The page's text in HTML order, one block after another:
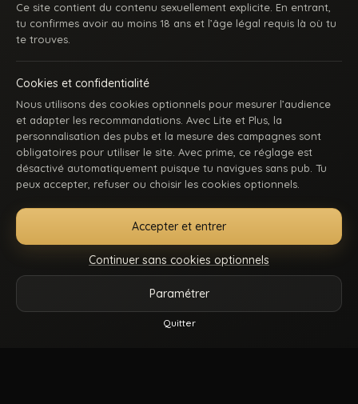
Ce site contient du contenu sexuellement explicite. En entrant,
tu confirmes avoir au moins 18 ans et l’âge légal requis là où tu
te trouves.
Cookies et confidentialité
Nous utilisons des cookies optionnels pour mesurer l’audience
et adapter les recommandations. Avec Lite et Plus, la
personnalisation des pubs et la mesure des campagnes sont
obligatoires pour utiliser le site. Avec prime, ce réglage est
désactivé automatiquement puisque tu navigues sans pub. Tu
peux accepter, refuser ou choisir les cookies optionnels.
Accepter et entrer
Continuer sans cookies optionnels
Paramétrer
Quitter
ACCUEIL INSCRIPTION SE CONNECTER SUPPORT / CONTACT
CONDITIONS D’UTILISATION
DMCA 18 U.S.C. 2257
GÉRER MES COOKIES
La première communauté en ligne dédiée au porno gay beur et métissé : des
keums du bled, des rebeus bien montés, des lascars actifs, des passifs
affamés, et du sexe hard comme tu kiffes. Pose-toi, mate, et régale-toi. Balance-
- Tous droits sont réservés.
Reels